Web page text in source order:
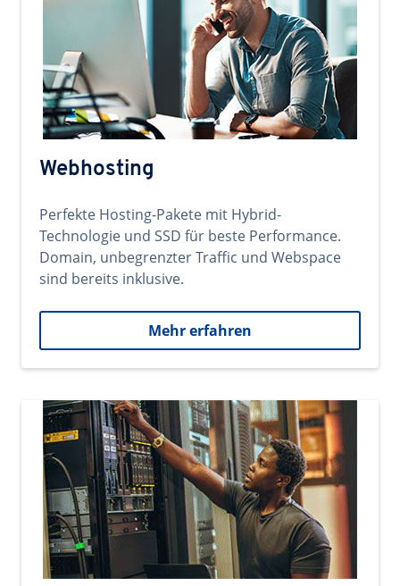
Webhosting
Perfekte Hosting-Pakete mit Hybrid-
Technologie und SSD für beste Performance.
Domain, unbegrenzter Traffic und Webspace
sind bereits inklusive.
Mehr erfahren